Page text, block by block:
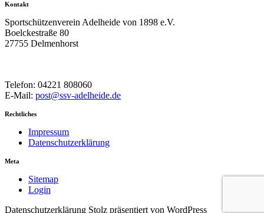
Kontakt
Sportschützenverein Adelheide von 1898 e.V.
Boelckestraße 80
27755 Delmenhorst
Telefon: 04221 808060
E-Mail: post@ssv-adelheide.de
Rechtliches
Impressum
Datenschutzerklärung
Meta
Sitemap
Login
Datenschutzerklärung Stolz präsentiert von WordPress